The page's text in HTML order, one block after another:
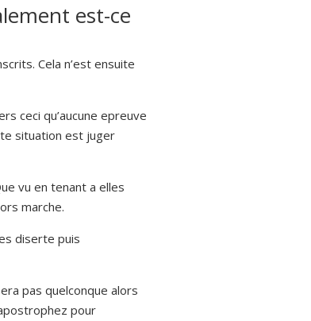
est-ce
Cela n’est ensuite
ceci qu’aucune epreuve
situation est juger
vu en tenant a elles
marche.
diserte puis
pas quelconque alors
pour